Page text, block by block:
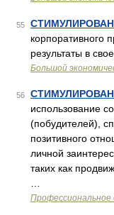
55
корпоративного
результаты в
Большой
56
использование
(побудителей),
позитивного
личной
таких как
Профессиональное